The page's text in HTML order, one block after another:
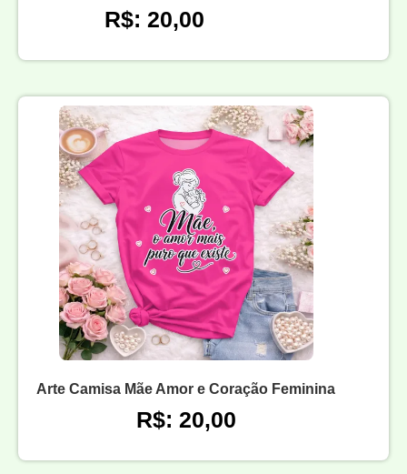
R$: 20,00
Arte Camisa Mãe Amor e Coração Feminina
R$: 20,00